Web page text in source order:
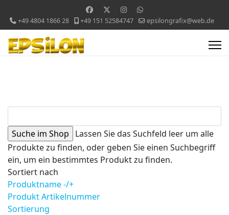
+49 4804 1866 28 +49 151 52584747 epsilongrafix@web.de
Lassen Sie das Suchfeld leer um alle
Produkte zu finden, oder geben Sie einen Suchbegriff
ein, um ein bestimmtes Produkt zu finden.
Sortiert nach
Produktname -/+
Produkt Artikelnummer
Sortierung